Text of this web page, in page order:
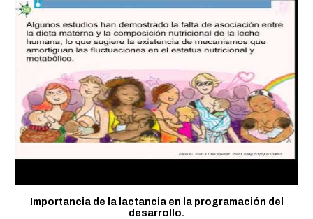
Importancia de la lactancia en la programación del
desarrollo.